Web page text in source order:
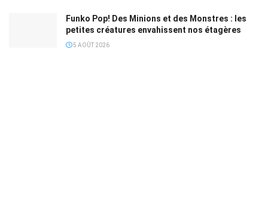
Funko Pop! Des Minions et des Monstres : les
petites créatures envahissent nos étagères
5 AOÛT 2026